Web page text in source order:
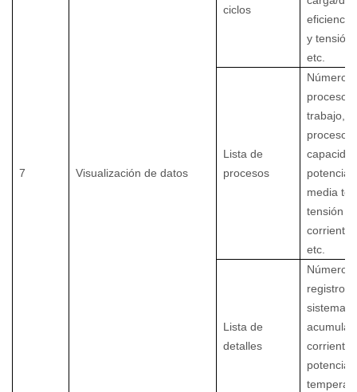
7 Visualización de datos
ciclos
y tensión
etc.
Lista de
procesos
Número
proceso,
trabajo,
proceso,
potencia,
media
tensión
corriente
etc.
Lista de
detalles
Número
registro,
sistema,
potencia,